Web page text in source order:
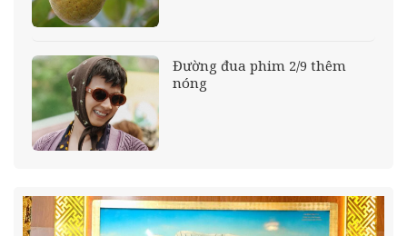
Đường đua phim 2/9 thêm
nóng